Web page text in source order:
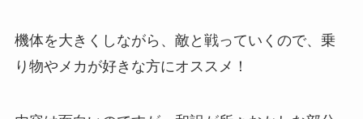
機体を大きくしながら、敵と戦っていくので、乗
り物やメカが好きな方にオススメ！